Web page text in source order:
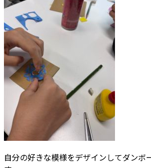
自分の好きな模様をデザインしてダンボ